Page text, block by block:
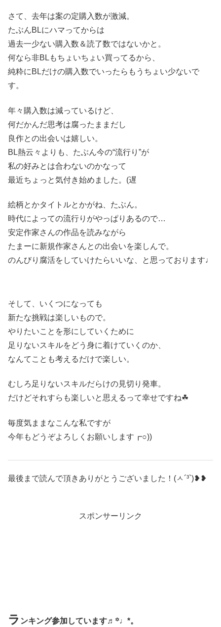
さて、去年は案の定購入数が激減。
たぶんBLにハマってからは
過去一少ない購入数＆読了数ではないかと。
何なら非BLもちょいちょい買ってるから、
純粋にBLだけの購入数でいったらもうちょい少ないで
す。
年々購入数は減っているけど、
何だかんだ思考は腐ったままだし
良作との出会いは嬉しい。
BL熱云々よりも、たぶん今の“流行り”が
私の好みとは合わないのかなって
最近ちょっと気付き始めました。(遅
絵柄とかタイトルとかがね、たぶん。
時代によっての流行りがやっぱりあるので…
安定作家さんの作品を読みながら
たまーに新規作家さんとの出会いを楽しんで。
のんびり腐活をしていけたらいいな、と思っております♩
そして、いくつになっても
新たな挑戦は楽しいもので。
やりたいことを形にしていくために
足りないスキルをどう身に着けていくのか、
なんてことも考えるだけで楽しい。
むしろ足りないスキルだらけの見切り発車。
だけどそれすらも楽しいと思えるって幸せですね☘
毎度気ままなこんな私ですが
今年もどうぞよろしくお願いします┏○))
最後まで読んで頂きありがとうございました！(ㅅ´³`)❥❥
スポンサーリンク
ラ ンキング参加しています♬꙳♩*。